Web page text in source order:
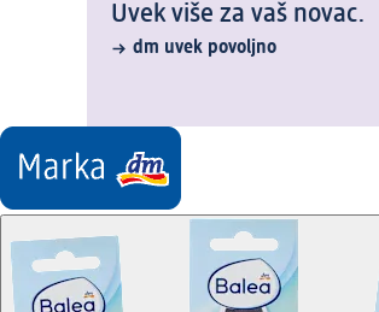
Uvek više za vaš novac.
dm uvek povoljno